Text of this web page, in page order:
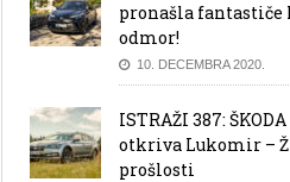
pronašla fantastiče
odmor!
10. DECEMBRA 2020.
ISTRAŽI 387:
otkriva Lukomir –
prošlosti